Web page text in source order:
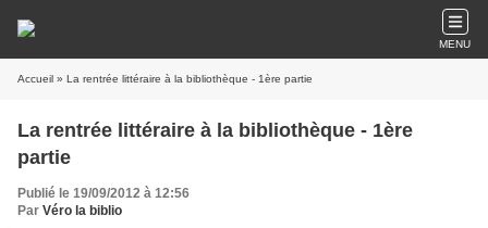
MENU
Accueil » La rentrée littéraire à la bibliothèque - 1ère partie
La rentrée littéraire à la bibliothèque - 1ère
partie
Publié le 19/09/2012 à 12:56
Par Véro la biblio